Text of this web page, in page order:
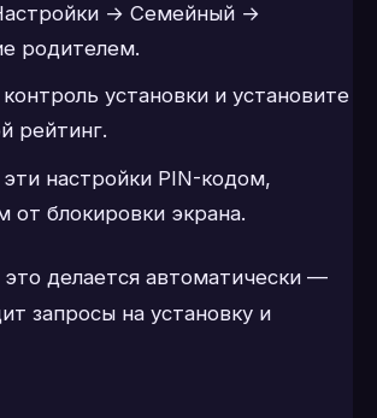
→ Семейный →
родителем.
установки и установите
рейтинг.
настройки PIN-кодом,
от блокировки экрана.
это делается автоматически —
запросы на установку и